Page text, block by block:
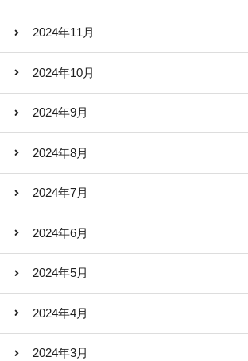
2024年11月
2024年10月
2024年9月
2024年8月
2024年7月
2024年6月
2024年5月
2024年4月
2024年3月